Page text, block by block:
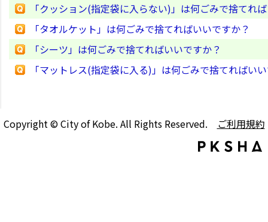
「クッション(指定袋に入らない)」は何ごみで捨てれ
「タオルケット」は何ごみで捨てればいいですか？
「シーツ」は何ごみで捨てればいいですか？
「マットレス(指定袋に入る)」は何ごみで捨てればい
Copyright © City of Kobe. All Rights Reserved. ご利用規約